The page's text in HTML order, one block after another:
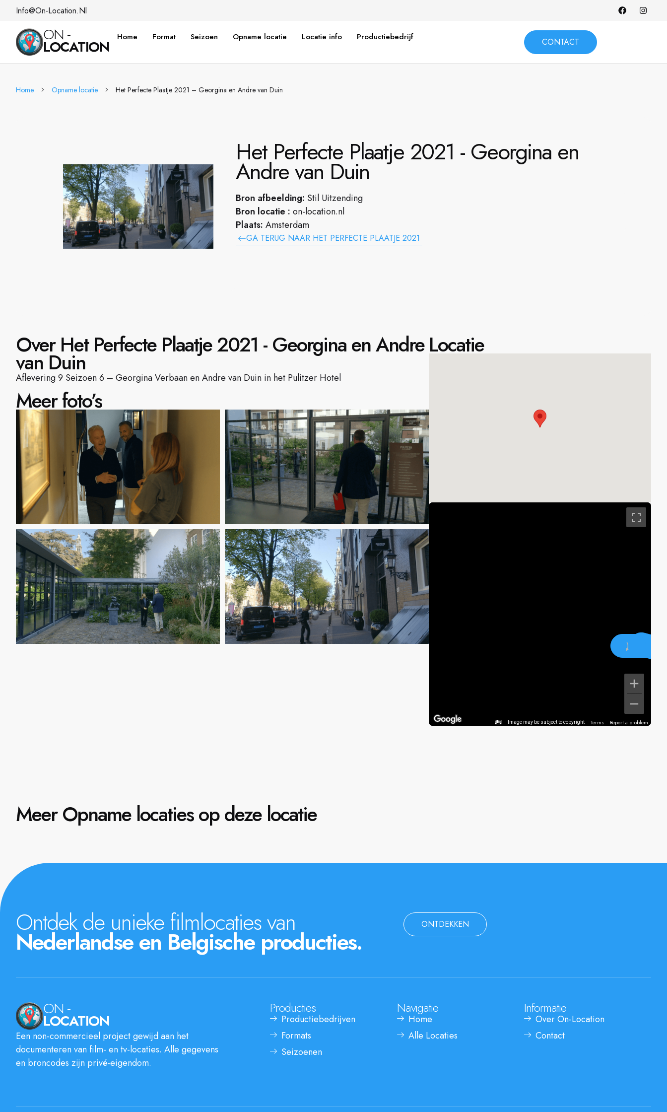
Info@on-Location.nl
ON -
LOCATION
Home Format Seizoen Opname locatie Locatie info Productiebedrijf CONTACT
Home Opname locatie Het Perfecte Plaatje 2021 – Georgina en Andre van Duin
Het Perfecte Plaatje 2021 - Georgina en
Andre van Duin
Bron afbeelding: Stil Uitzending
Bron locatie : on-location.nl
Plaats: Amsterdam
GA TERUG NAAR HET PERFECTE PLAATJE 2021
Over Het Perfecte Plaatje 2021 - Georgina en Andre
van Duin
Aflevering 9 Seizoen 6 – Georgina Verbaan en Andre van Duin in het Pulitzer Hotel
Meer foto’s
Locatie
Image may be subject to copyright Terms Report a problem
Meer Opname locaties op deze locatie
Ontdek de unieke filmlocaties van
Nederlandse en Belgische producties.
ONTDEKKEN
ON -
LOCATION
Een non-commercieel project gewijd aan het
documenteren van film- en tv-locaties. Alle gegevens
en broncodes zijn privé-eigendom.
Producties
Productiebedrijven
Formats
Seizoenen
Navigatie
Home
Alle Locaties
Informatie
Over On-Location
Contact